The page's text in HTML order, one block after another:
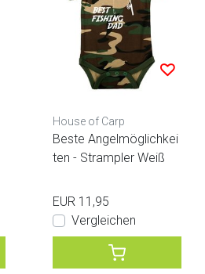
House of Carp
Beste Angelmöglichkei
ten - Strampler Weiß
EUR 11,95
Vergleichen